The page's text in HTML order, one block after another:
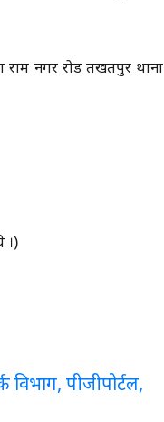
राम नगर रोड तखतपुर थाना
।)
विभाग, पीजीपोर्टल,